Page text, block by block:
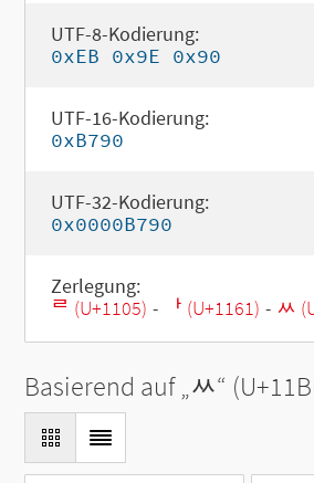
UTF-8-Kodierung:
0xEB 0x9E 0x90
UTF-16-Kodierung:
0xB790
UTF-32-Kodierung:
0x0000B790
Zerlegung:
ᄅ (U+1105) - ᅡ (U+1161) - ᆻ
Basierend auf „ᆻ“